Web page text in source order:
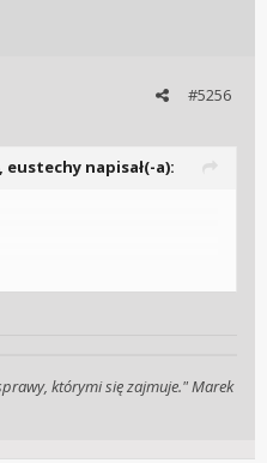
#5256
eustechy napisał(-a):
którymi się zajmuje." Marek